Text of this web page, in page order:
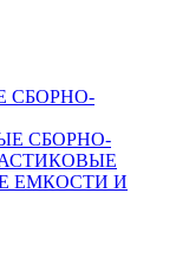
СБОРНО-
СБОРНО-
ЕМКОСТИ И